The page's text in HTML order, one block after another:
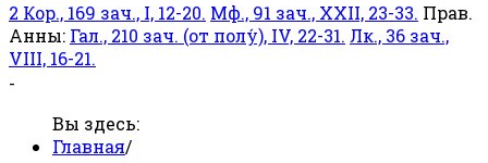
2 Кор., 169 зач., I, 12-20. Мф., 91 зач., XXII, 23-33. Прав.
Анны: Гал., 210 зач. (от полу́), IV, 22-31. Лк., 36 зач.,
VIII, 16-21.
-
Вы здесь:
Главная/